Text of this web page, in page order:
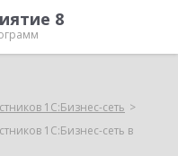
8
1С:Бизнес-сеть
1С:Бизнес-сеть в